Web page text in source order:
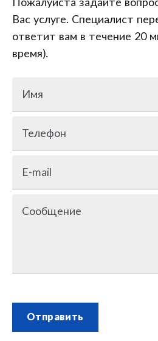
Пожалуйста задайте
Вас услуге. Специалист
ответит вам в течение 20
время).
Имя
Телефон
E-mail
Сообщение
Отправить